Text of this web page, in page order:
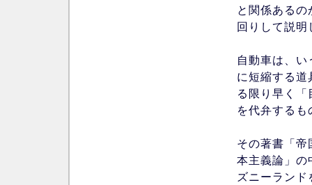
と関係ある
回りして説明
自動車は、
に短縮する道
る限り早く
を代弁する
その著書「帝
本主義論」の
ズニーラン